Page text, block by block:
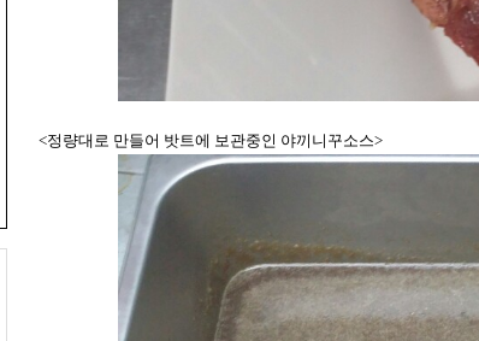
<정량대로 만들어 밧트에 보관중인 야끼니꾸소스>